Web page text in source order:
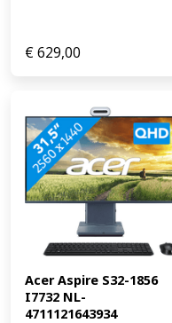
€629,00
Acer Aspire S32-1856
I7732 NL-
4711121643934